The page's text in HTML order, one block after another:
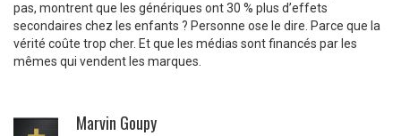
pas, montrent que les génériques ont 30 % plus d’effets
secondaires chez les enfants ? Personne ose le dire. Parce que la
vérité coûte trop cher. Et que les médias sont financés par les
mêmes qui vendent les marques.
Marvin Goupy